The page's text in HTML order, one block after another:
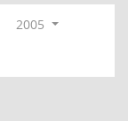
2005